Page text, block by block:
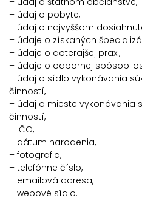
– údaj o pobyte,
– údaj o najvyššom
– údaje o získaných
– údaje o doterajšej praxi,
– údaje o odbornej
– údaj o sídlo vykonávania
činností,
– údaj o mieste vykonávania
činností,
– IČO,
– dátum narodenia,
– fotografia,
– telefónne číslo,
– emailová adresa,
– webové sídlo.